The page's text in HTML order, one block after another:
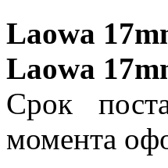
Laowa
Laowa
Срок
момента